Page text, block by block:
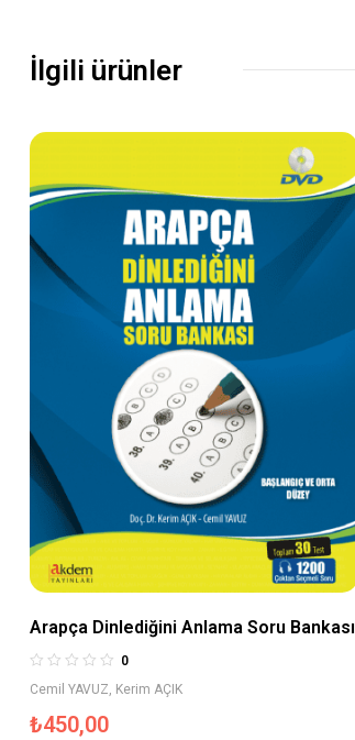
İlgili ürünler
Arapça Dinlediğini Anlama Soru Bankası
0
Cemil YAVUZ, Kerim AÇIK
₺450,00